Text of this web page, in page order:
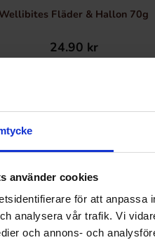
använder cookies
för att anpassa
analysera vår trafik. Vi
och annons- och
Wellibites Fläder & Hallon 70g
24.90 kr